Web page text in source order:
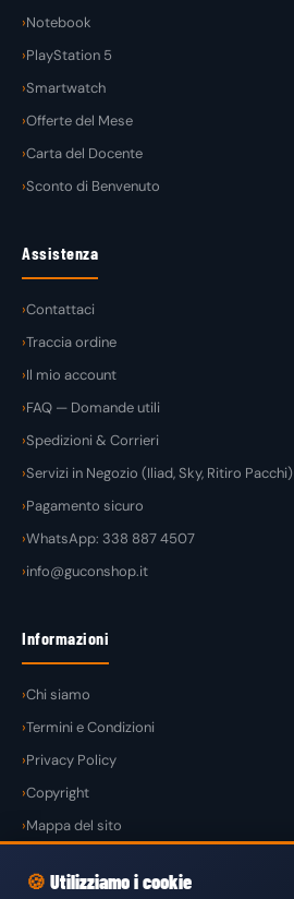
Notebook
PlayStation 5
Smartwatch
Offerte del Mese
Carta del Docente
Sconto di Benvenuto
Assistenza
Contattaci
Traccia ordine
Il mio account
FAQ — Domande utili
Spedizioni & Corrieri
Servizi in Negozio (Iliad, Sky, Ritiro Pacchi)
Pagamento sicuro
WhatsApp: 338 887 4507
info@guconshop.it
Informazioni
Chi siamo
Termini e Condizioni
Privacy Policy
Copyright
Mappa del sito
🍪 Utilizziamo i cookie